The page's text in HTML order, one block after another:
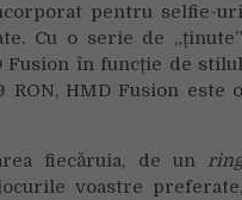
pentru selfie-uri
Cu o serie de „ținute”
Fusion în funcție de stilul
HMD Fusion este o
fiecăruia, de un
voastre preferate,